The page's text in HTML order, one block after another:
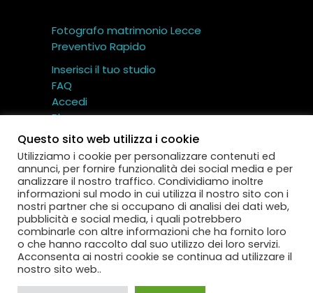
Fotografo matrimonio Lecce
Preventivo Rapido
Inserisci il tuo studio
FAQ
Accedi
Blog
Contatti
Miglior Fotografo – Cartotecnica TI.CI srl © Tutti i
diritti riservati
Via Gallo 12 – 73040 Aradeo (Lecce) – P.IVA:
IT04593130752
Termini e Condizioni
Policy
Questo sito web utilizza i cookie
Utilizziamo i cookie per personalizzare contenuti ed
annunci, per fornire funzionalità dei social media e per
analizzare il nostro traffico. Condividiamo inoltre
informazioni sul modo in cui utilizza il nostro sito con i
nostri partner che si occupano di analisi dei dati web,
pubblicità e social media, i quali potrebbero
combinarle con altre informazioni che ha fornito loro
o che hanno raccolto dal suo utilizzo dei loro servizi.
Acconsenta ai nostri cookie se continua ad utilizzare il
nostro sito web..